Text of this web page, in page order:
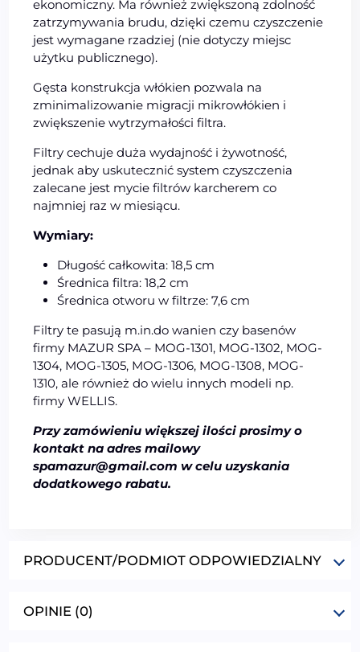
ekonomiczny. Ma również zwiększoną zdolność
zatrzymywania brudu, dzięki czemu czyszczenie
jest wymagane rzadziej (nie dotyczy miejsc
użytku publicznego).
Gęsta konstrukcja włókien pozwala na
zminimalizowanie migracji mikrowłókien i
zwiększenie wytrzymałości filtra.
Filtry cechuje duża wydajność i żywotność,
jednak aby uskutecznić system czyszczenia
zalecane jest mycie filtrów karcherem co
najmniej raz w miesiącu.
Wymiary:
Długość całkowita: 18,5 cm
Średnica filtra: 18,2 cm
Średnica otworu w filtrze: 7,6 cm
Filtry te pasują m.in.do wanien czy basenów
firmy MAZUR SPA – MOG-1301, MOG-1302, MOG-
1304, MOG-1305, MOG-1306, MOG-1308, MOG-
1310, ale również do wielu innych modeli np.
firmy WELLIS.
Przy zamówieniu większej ilości prosimy o
kontakt na adres mailowy
spamazur@gmail.com w celu uzyskania
dodatkowego rabatu.
PRODUCENT/PODMIOT ODPOWIEDZIALNY
OPINIE (0)